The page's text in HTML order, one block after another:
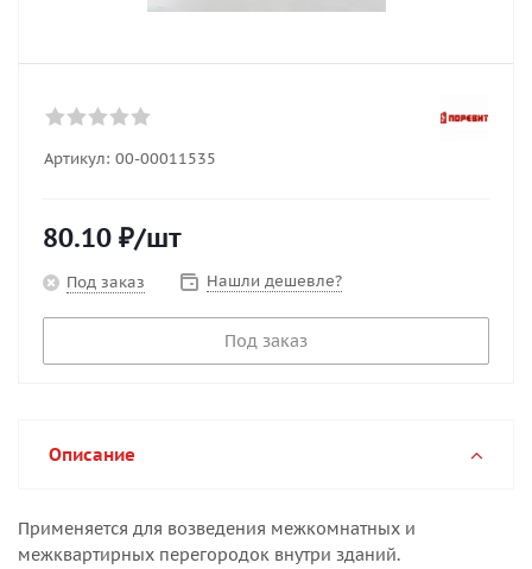
Артикул: 00-00011535
80.10 ₽/шт
Под заказ Нашли дешевле?
Под заказ
Описание
Применяется для возведения межкомнатных и
межквартирных перегородок внутри зданий.